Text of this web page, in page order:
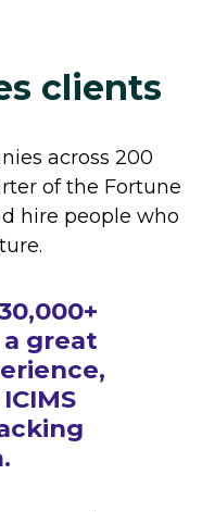
clients
across 200
of the Fortune
hire people who
great